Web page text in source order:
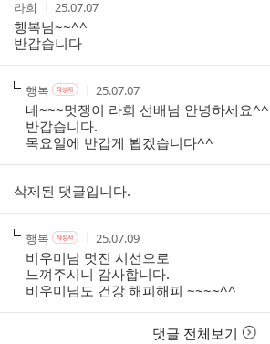
작
성
자
라희
작
시
간
25.07.07
행복님~~^^
반갑습니다
작
성
자
행복 작
자
본
인
여
작
작
성
시
간
25.07.07
네~~~멋쟁이 라희 선배님 안녕하세요^^
반갑습니다.
목요일에 반갑게 뵙겠습니다^^
삭제된 댓글입니다.
작
성
자
행복 작
성
자
본
인
여
작
작
성
시
간
25.07.09
비우미님 멋진 시선으로
느껴주시니 감사합니다.
비우미님도 건강 해피해피 ~~~~^^
댓글 전체보기